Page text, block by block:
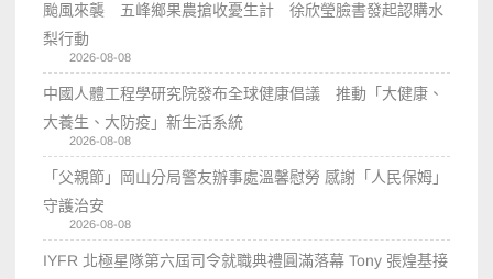
颱風來襲 五峰鄉果農搶收憂生計 徐欣瑩臉書發起認購水
梨行動
2026-08-08
中國人體工程學研究院發布全球健康倡議 推動「大健康、
大養生、大防疫」新生活系統
2026-08-08
「父親節」岡山分局警友辦事處溫馨慰勞 感謝「人民保姆」
守護治安
2026-08-08
IYFR 北極星隊第六屆司令就職典禮圓滿落幕 Tony 張煌基接